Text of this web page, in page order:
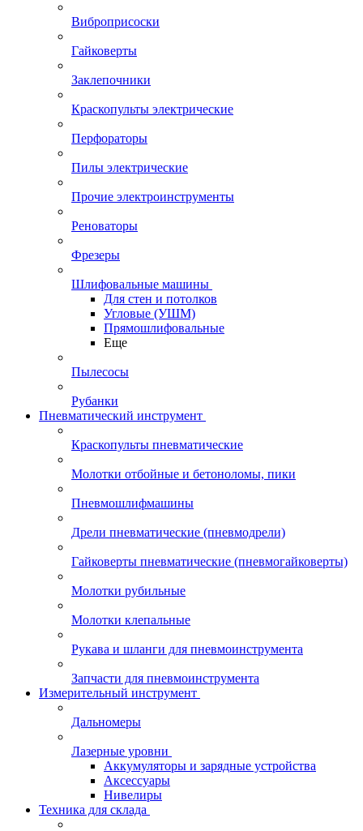
Виброприсоски
Гайковерты
Заклепочники
Краскопульты электрические
Перфораторы
Пилы электрические
Прочие электроинструменты
Реноваторы
Фрезеры
Шлифовальные машины
Для стен и потолков
Угловые (УШМ)
Прямошлифовальные
Еще
Пылесосы
Рубанки
Пневматический инструмент
Краскопульты пневматические
Молотки отбойные и бетоноломы, пики
Пневмошлифмашины
Дрели пневматические (пневмодрели)
Гайковерты пневматические (пневмогайковерты)
Молотки рубильные
Молотки клепальные
Рукава и шланги для пневмоинструмента
Запчасти для пневмоинструмента
Измерительный инструмент
Дальномеры
Лазерные уровни
Аккумуляторы и зарядные устройства
Аксессуары
Нивелиры
Техника для склада